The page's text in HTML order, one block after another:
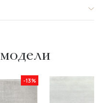
-13%